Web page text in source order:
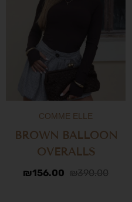
COMME ELLE
BROWN BALLOON
OVERALLS
₪390.00
₪156.00